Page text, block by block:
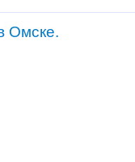
Омске.